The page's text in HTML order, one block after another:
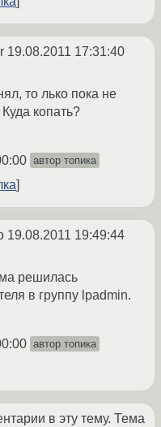
19.08.2011 17:31:40
то лько пока не
копать?
автор топика
19.08.2011 19:49:44
решилась
в группу lpadmin.
автор топика
в эту тему. Тема